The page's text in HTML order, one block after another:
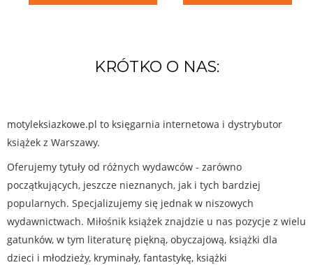
KRÓTKO O NAS:
motyleksiazkowe.pl to księgarnia internetowa i dystrybutor
książek z Warszawy.
Oferujemy tytuły od różnych wydawców - zarówno
początkujących, jeszcze nieznanych, jak i tych bardziej
popularnych. Specjalizujemy się jednak w niszowych
wydawnictwach. Miłośnik książek znajdzie u nas pozycje z wielu
gatunków, w tym literaturę piękną, obyczajową, książki dla
dzieci i młodzieży, kryminały, fantastykę, książki